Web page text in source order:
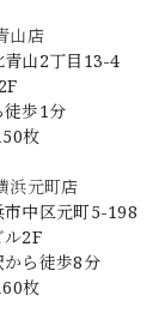
山店
山2丁目13-4
歩1分
枚
浜元町店
中区元町5-198
ル2F
ら徒歩8分
枚